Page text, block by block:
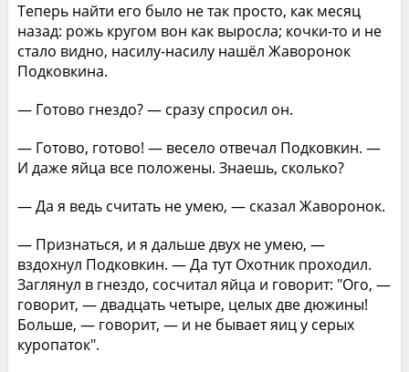
Теперь найти его было не так просто, как месяц
назад: рожь кругом вон как выросла; кочки-то и не
стало видно, насилу-насилу нашёл Жаворонок
Подковкина.
— Готово гнездо? — сразу спросил он.
— Готово, готово! — весело отвечал Подковкин. —
И даже яйца все положены. Знаешь, сколько?
— Да я ведь считать не умею, — сказал Жаворонок.
— Признаться, и я дальше двух не умею, —
вздохнул Подковкин. — Да тут Охотник проходил.
Заглянул в гнездо, сосчитал яйца и говорит: "Ого, —
говорит, — двадцать четыре, целых две дюжины!
Больше, — говорит, — и не бывает яиц у серых
куропаток".